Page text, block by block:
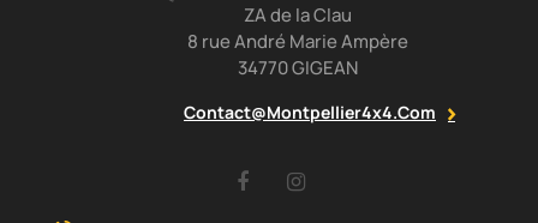
ZA de la Clau
8 rue André Marie Ampère
34770 GIGEAN
Contact@montpellier4x4.com
Facebook